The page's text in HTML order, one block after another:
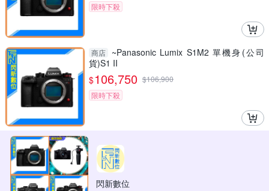
限時下殺
商店
~Panasonic Lumix S1M2 單機身(公司
貨)S1 II
$106,750 $106,900
限時下殺
閃新數位